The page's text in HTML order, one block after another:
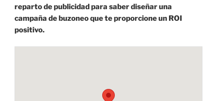
reparto de publicidad para saber diseñar una
campaña de buzoneo que te proporcione un ROI
positivo.